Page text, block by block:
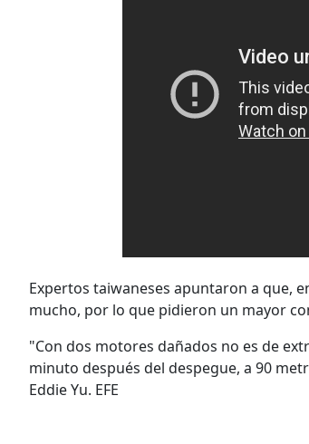
Expertos taiwaneses apuntaron a que,
mucho, por lo que pidieron un mayor
"Con dos motores dañados no es de
minuto después del despegue, a 90
Eddie Yu. EFE